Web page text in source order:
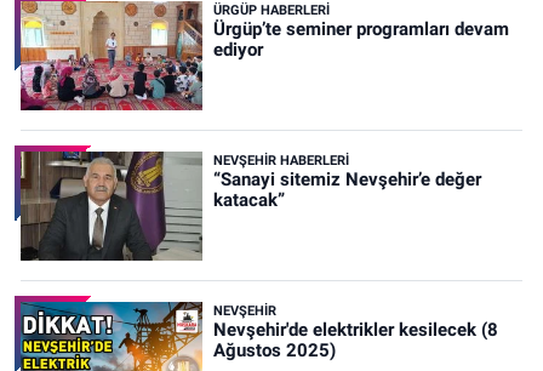
ÜRGÜP HABERLERI
Ürgüp’te seminer programları devam
ediyor
NEVŞEHIR HABERLERI
“Sanayi sitemiz Nevşehir’e değer
katacak”
NEVŞEHIR
Nevşehir'de elektrikler kesilecek (8
Ağustos 2025)